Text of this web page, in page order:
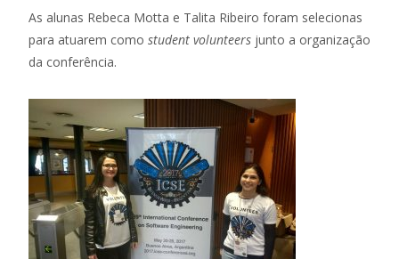
As alunas Rebeca Motta e Talita Ribeiro foram selecionas
para atuarem como student volunteers junto a organização
da conferência.